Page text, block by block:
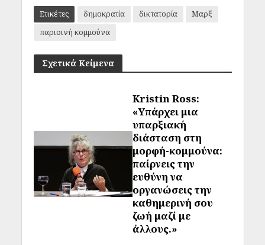
Ετικέτες δημοκρατία δικτατορία
Μαρξ
παρισινή κομμούνα
Σχετικά Κείμενα
Kristin Ross:
«Υπάρχει μια
υπαρξιακή
διάσταση στη
μορφή-κομμούνα:
παίρνεις την
ευθύνη να
οργανώσεις την
καθημερινή σου
ζωή μαζί με
άλλους.»